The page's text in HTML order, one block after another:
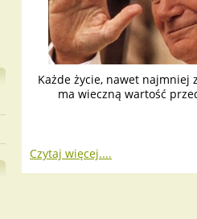
Każde życie, nawet najmniej
ma wieczną wartość
Czytaj więcej....